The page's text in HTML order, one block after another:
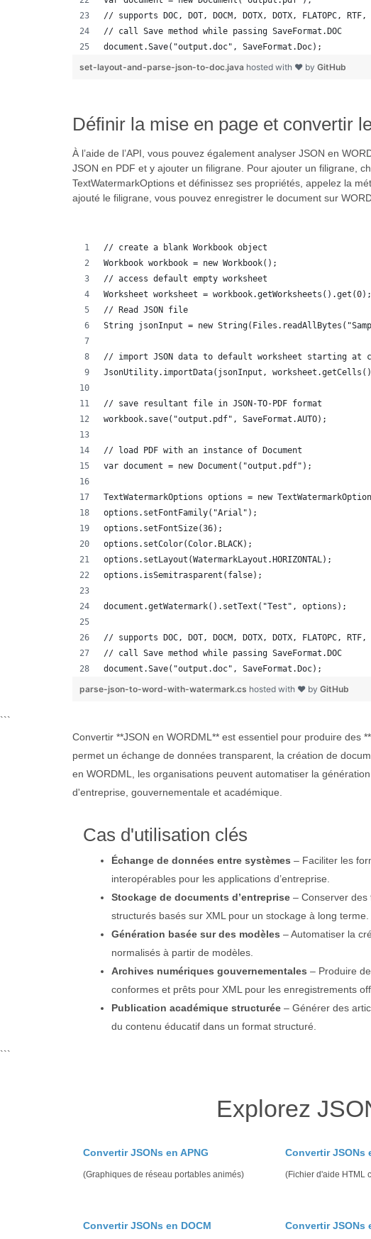
// supports DOC, DOT, DOCM, DOTX, DOTX, FLATOPC,
// call Save method while passing SaveFormat.DOC
document.Save("output.doc", SaveFormat.Doc);
set-layout-and-parse-json-to-doc.java hosted with ❤ by GitHub
Définir la mise en page et convertir
À l’aide de l’API, vous pouvez également analyser JSON en
JSON en PDF et y ajouter un filigrane. Pour ajouter un filigrane,
TextWatermarkOptions et définissez ses propriétés, appelez la
ajouté le filigrane, vous pouvez enregistrer le document sur
// create a blank Workbook object
Workbook workbook = new Workbook();
// access default empty worksheet
Worksheet worksheet = workbook.getWorksheets().get(0);
// Read JSON file
String jsonInput = new
// import JSON data to default worksheet starting at
JsonUtility.importData(jsonInput,
// save resultant file in JSON-TO-PDF format
workbook.save("output.pdf", SaveFormat.AUTO);
// load PDF with an instance of Document
var document = new Document("output.pdf");
TextWatermarkOptions options = new
options.setFontFamily("Arial");
options.setFontSize(36);
options.setColor(Color.BLACK);
options.setLayout(WatermarkLayout.HORIZONTAL);
options.isSemitrasparent(false);
document.getWatermark().setText("Test", options);
// supports DOC, DOT, DOCM, DOTX, DOTX, FLATOPC,
// call Save method while passing SaveFormat.DOC
document.Save("output.doc", SaveFormat.Doc);
parse-json-to-word-with-watermark.cs hosted with ❤ by GitHub
```
Convertir **JSON en WORDML** est essentiel pour produire des
permet un échange de données transparent, la création de
en WORDML, les organisations peuvent automatiser la
d'entreprise, gouvernementale et académique.
Cas d'utilisation clés
Échange de données entre systèmes – Faciliter les
interopérables pour les applications d’entreprise.
Stockage de documents d’entreprise – Conserver des
structurés basés sur XML pour un stockage à long terme.
Génération basée sur des modèles – Automatiser la
normalisés à partir de modèles.
Archives numériques gouvernementales – Produire
conformes et prêts pour XML pour les enregistrements
Publication académique structurée – Générer des
du contenu éducatif dans un format structuré.
```
Explorez
Convertir JSONs en APNG
(Graphiques de réseau portables animés)
Convertir JSONs
(Fichier d'aide HTML
Convertir JSONs en DOCM Convertir JSONs